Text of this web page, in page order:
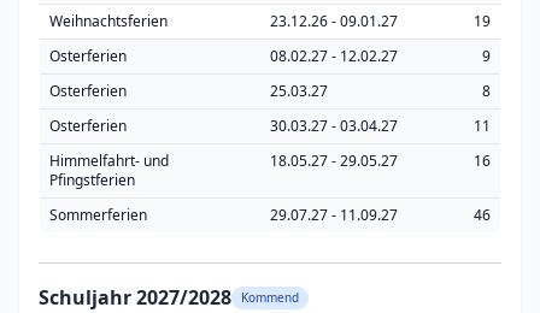
Weihnachtsferien
23.12.26 - 09.01.27
19
Osterferien
08.02.27 - 12.02.27
9
Osterferien
25.03.27
8
Osterferien
30.03.27 - 03.04.27
11
Himmelfahrt- und
Pfingstferien
18.05.27 - 29.05.27 16
Sommerferien 29.07.27 - 11.09.27 46
Schuljahr 2027/2028 Kommend